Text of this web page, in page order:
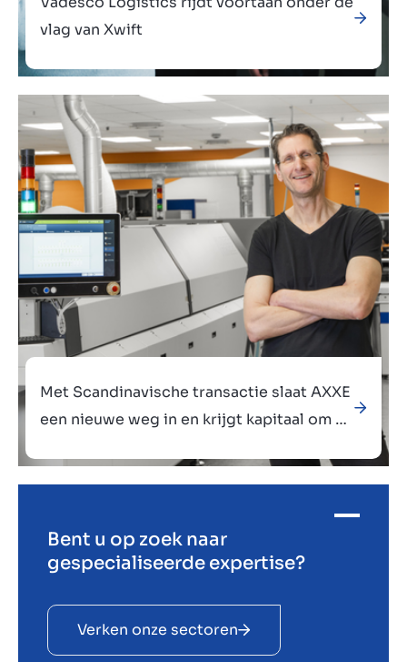
vlag van Xwift
Verkocht aan
Met Scandinavische transactie slaat AXXE
een nieuwe weg in en krijgt kapitaal om de
Verkocht aan
Bent u op zoek naar
gespecialiseerde expertise?
Verken onze sectoren